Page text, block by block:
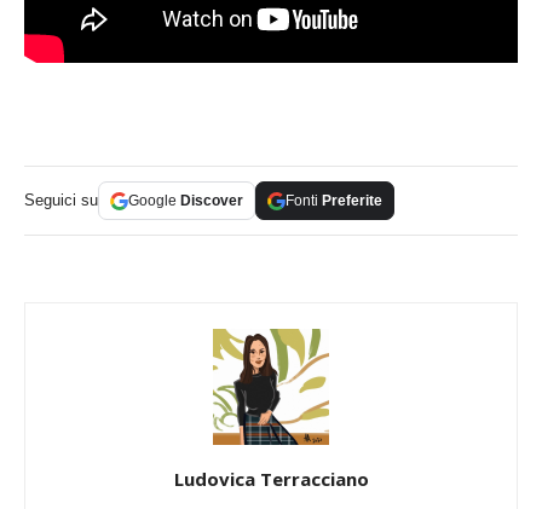
Seguici su Google Discover Fonti Preferite
Ludovica Terracciano